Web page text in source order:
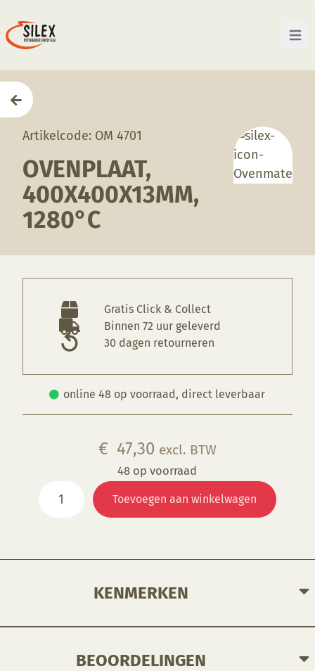
Open
Artikelcode: OM 4701
OVENPLAAT,
400X400X13MM,
1280°C
Gratis Click & Collect
Binnen 72 uur geleverd
30 dagen retourneren
online 48 op voorraad, direct leverbaar
€ 47,30 excl. BTW
48 op voorraad
400x400x13mm,Toevoegen aan winkelwagen
KENMERKEN
BEOORDELINGEN